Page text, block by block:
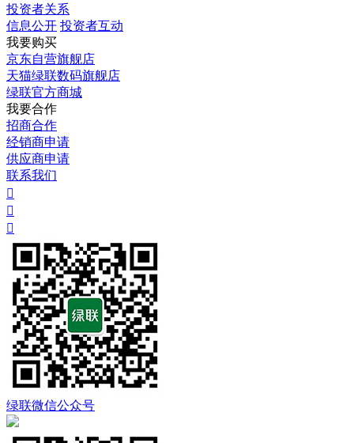
投资者关系
信息公开 投资者互动
我要购买
京东自营旗舰店
天猫绿联数码旗舰店
绿联官方商城
我要合作
招商合作
经销商申请
供应商申请
联系我们



绿联微信公众号